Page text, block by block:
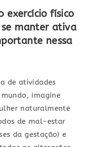
exercício físico
manter ativa
nessa
de atividades
imagine
naturalmente
de mal-estar
da gestação) e